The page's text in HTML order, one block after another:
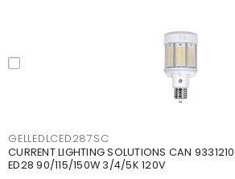
GELLEDLCED287SC
CURRENT LIGHTING SOLUTIONS CAN
ED28 90/115/150W 3/4/5K 120V